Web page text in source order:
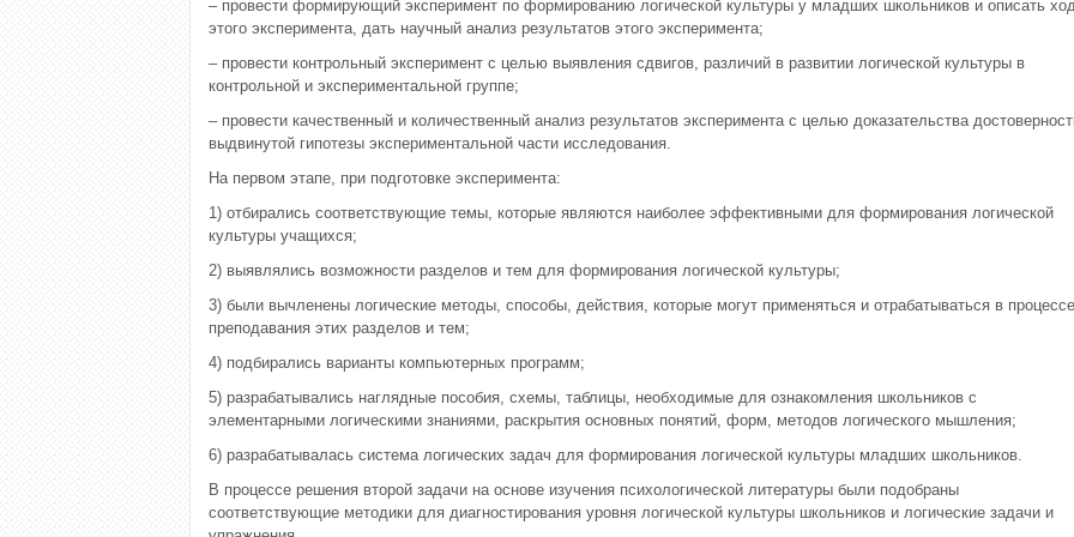
– провести формирующий эксперимент по формированию логической культуры у младших школьников и описать
этого эксперимента, дать научный анализ результатов этого эксперимента;
– провести контрольный эксперимент с целью выявления сдвигов, различий в развитии логической культуры в
контрольной и экспериментальной группе;
– провести качественный и количественный анализ результатов эксперимента с целью доказательства
выдвинутой гипотезы экспериментальной части исследования.
На первом этапе, при подготовке эксперимента:
1) отбирались соответствующие темы, которые являются наиболее эффективными для формирования логической
культуры учащихся;
2) выявлялись возможности разделов и тем для формирования логической культуры;
3) были вычленены логические методы, способы, действия, которые могут применяться и отрабатываться в процессе
преподавания этих разделов и тем;
4) подбирались варианты компьютерных программ;
5) разрабатывались наглядные пособия, схемы, таблицы, необходимые для ознакомления школьников с
элементарными логическими знаниями, раскрытия основных понятий, форм, методов логического мышления;
6) разрабатывалась система логических задач для формирования логической культуры младших школьников.
В процессе решения второй задачи на основе изучения психологической литературы были подобраны
соответствующие методики для диагностирования уровня логической культуры школьников и логические задачи и